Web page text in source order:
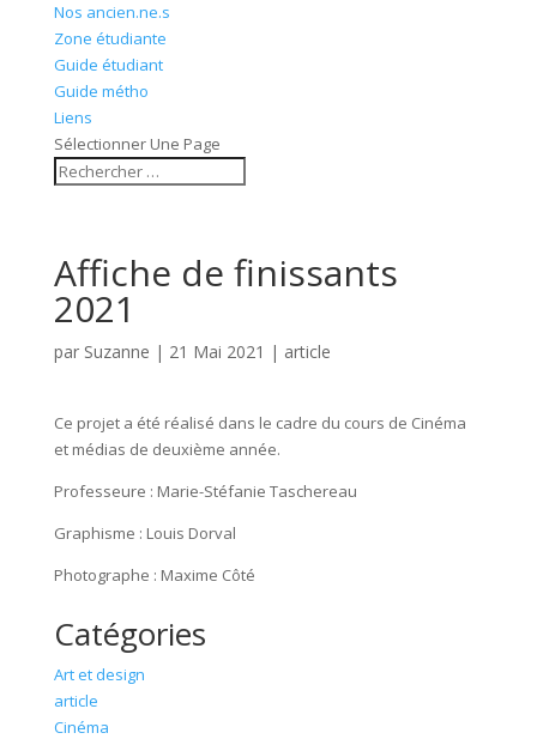
Nos ancien.ne.s
Zone étudiante
Guide étudiant
Guide métho
Liens
Sélectionner Une Page
Affiche de finissants
2021
par Suzanne | 21 Mai 2021 | article
Ce projet a été réalisé dans le cadre du cours de Cinéma
et médias de deuxième année.
Professeure : Marie-Stéfanie Taschereau
Graphisme : Louis Dorval
Photographe : Maxime Côté
Catégories
Art et design
article
Cinéma